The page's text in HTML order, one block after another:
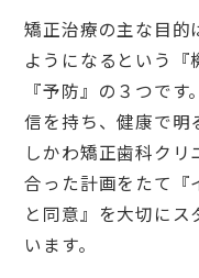
矯正治療の主な目的
ようになるという『
『予防』の３つで
信を持ち、健康で明
しかわ矯正歯科ク
合った計画をたて『
と同意』を大切に
います。